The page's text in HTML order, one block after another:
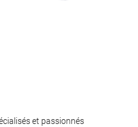
et passionnés